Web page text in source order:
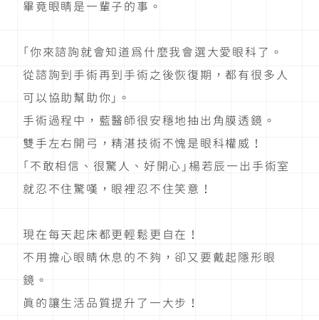
畢竟眼睛是一輩子的事。
「你來諮詢就會知道為什麼我會選大愛眼科了。
從諮詢到手術再到手術之後恢復期，都有很多人
可以協助幫助你」。
手術過程中，藍醫師很安穩地抽出角膜透鏡。
雙手左右開弓，精湛技術不愧是眼科權威！
「不敢相信、很驚人、好開心」楊若辰一出手術室
就忍不住驚嘆，眼裡忍不住笑意！
現在每天起床都更輕鬆更自在！
不用擔心眼睛休息的不夠，卻又要戴起隱形眼
鏡。
真的讓生活品質提升了一大步！